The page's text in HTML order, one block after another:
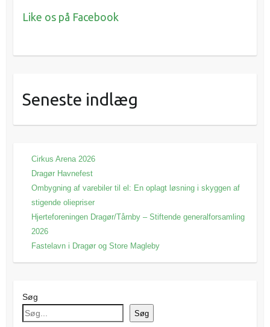
Like os på Facebook
Seneste indlæg
Cirkus Arena 2026
Dragør Havnefest
Ombygning af varebiler til el: En oplagt løsning i skyggen af
stigende oliepriser
Hjerteforeningen Dragør/Tårnby – Stiftende generalforsamling
2026
Fastelavn i Dragør og Store Magleby
Søg
Søg